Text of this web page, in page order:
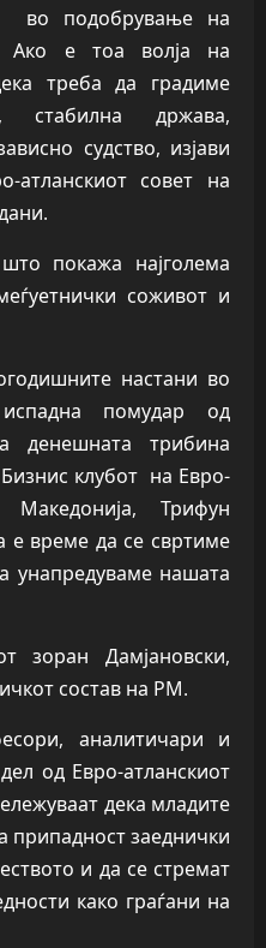
во подобрување на
Ако е тоа волја на
треба да градиме
стабилна држава,
судство, изјави
атланскиот совет на
покажа најголема
соживот и
настани во
помудар од
денешната трибина
клубот на Евро-
Трифун
е време да се свртиме
унапредуваме нашата
зоран Дамјановски,
состав на РМ.
аналитичари и
од Евро-атланскиот
дека младите
припадност заеднички
и да се стремат
како граѓани на